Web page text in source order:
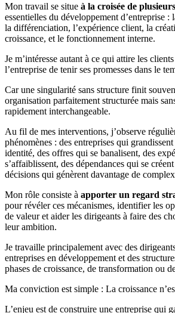
Mon travail se situe à la croisée de
essentielles du développement d’entreprise :
la différenciation, l’expérience client, la
croissance, et le fonctionnement interne.
Je m’intéresse autant à ce qui attire les
l’entreprise de tenir ses promesses dans le
Car une singularité sans structure finit
organisation parfaitement structurée mais
rapidement interchangeable.
Au fil de mes interventions, j’observe
phénomènes : des entreprises qui
identité, des offres qui se banalisent, des
s’affaiblissent, des dépendances qui se
décisions qui génèrent davantage de
Mon rôle consiste à apporter un regard
pour révéler ces mécanismes, identifier les
de valeur et aider les dirigeants à faire des
leur ambition.
Je travaille principalement avec des
entreprises en développement et des
phases de croissance, de transformation ou
Ma conviction est simple : La croissance
L’enjeu est de construire une entreprise qui